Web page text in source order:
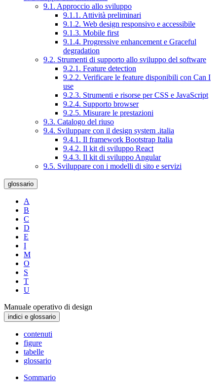
9.1. Approccio allo sviluppo
9.1.1. Attività preliminari
9.1.2. Web design responsivo e accessibile
9.1.3. Mobile first
9.1.4. Progressive enhancement e Graceful
degradation
9.2. Strumenti di supporto allo sviluppo del software
9.2.1. Feature detection
9.2.2. Verificare le feature disponibili con Can I
use
9.2.3. Strumenti e risorse per CSS e JavaScript
9.2.4. Supporto browser
9.2.5. Misurare le prestazioni
9.3. Catalogo del riuso
9.4. Sviluppare con il design system .italia
9.4.1. Il framework Bootstrap Italia
9.4.2. Il kit di sviluppo React
9.4.3. Il kit di sviluppo Angular
9.5. Sviluppare con i modelli di sito e servizi
glossario
A
B
C
D
E
I
M
O
S
T
U
Manuale operativo di design
indici e glossario
contenuti
figure
tabelle
glossario
Sommario